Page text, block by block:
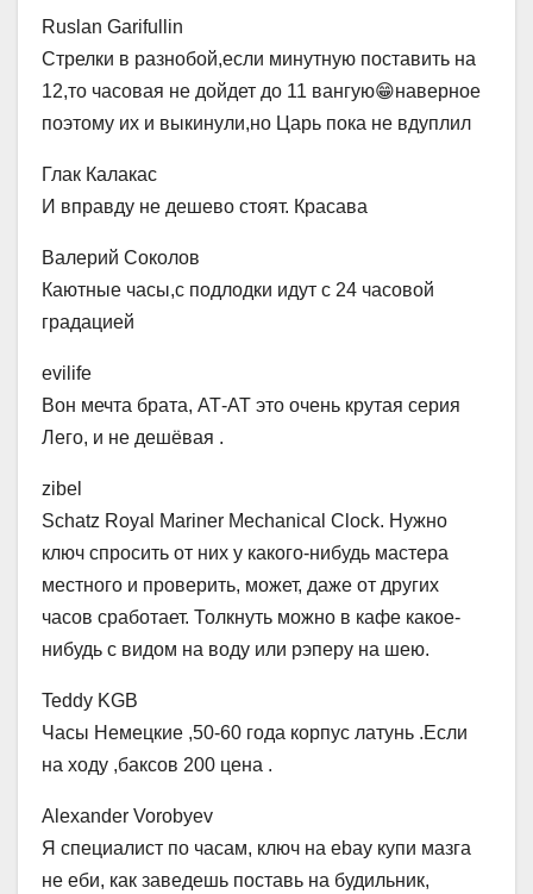
Ruslan Garifullin
Стрелки в разнобой,если минутную поставить на
12,то часовая не дойдет до 11 вангую😁наверное
поэтому их и выкинули,но Царь пока не вдуплил
Глак Калакас
И вправду не дешево стоят. Красава
Валерий Соколов
Каютные часы,с подлодки идут с 24 часовой
градацией
evilife
Вон мечта брата, АТ-AT это очень крутая серия
Лего, и не дешёвая .
zibel
Schatz Royal Mariner Mechanical Clock. Нужно
ключ спросить от них у какого-нибудь мастера
местного и проверить, может, даже от других
часов сработает. Толкнуть можно в кафе какое-
нибудь с видом на воду или рэперу на шею.
Teddy KGB
Часы Немецкие ,50-60 года корпус латунь .Если
на ходу ,баксов 200 цена .
Alexander Vorobyev
Я специалист по часам, ключ на ebay купи мазга
не еби, как заведешь поставь на будильник,